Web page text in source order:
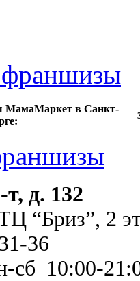
МамаМаркет в Санкт-
д. 132
“Бриз”, 2
36
сб 10:00-